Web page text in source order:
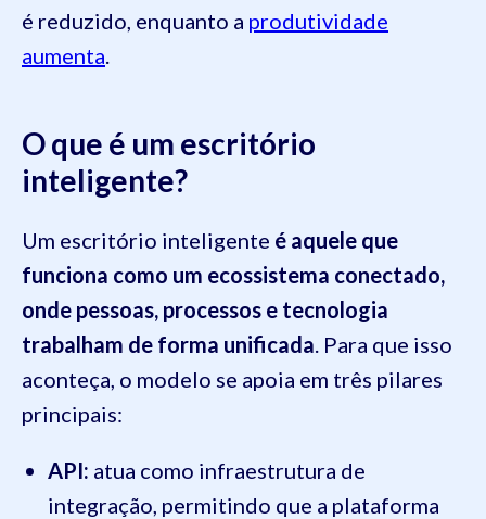
é reduzido, enquanto a produtividade
aumenta
O que é um escritório
inteligente?
Um escritório inteligente é aquele que
funciona como um ecossistema conectado,
onde pessoas, processos e tecnologia
trabalham de forma unificada . Para que isso
aconteça, o modelo se apoia em três pilares
principais:
API: atua como infraestrutura de
integração, permitindo que a plataforma